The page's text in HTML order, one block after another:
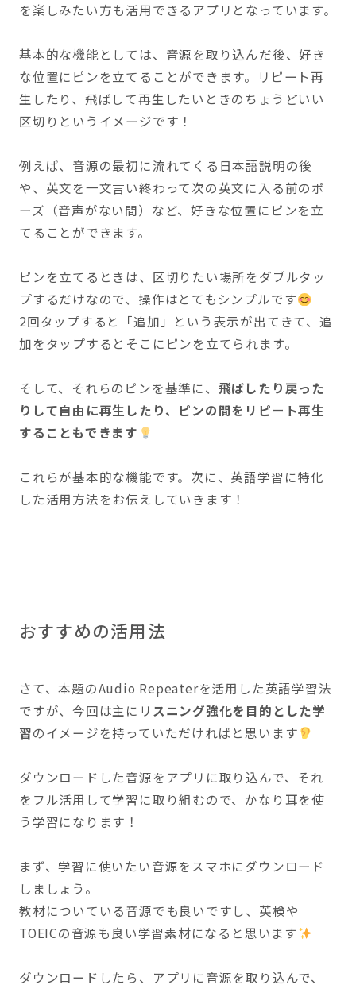
を楽しみたい方も活用できるアプリとなっています。
基本的な機能としては、音源を取り込んだ後、好き
な位置にピンを立てることができます。リピート再
生したり、飛ばして再生したいときのちょうどいい
区切りというイメージです！
例えば、音源の最初に流れてくる日本語説明の後
や、英文を一文言い終わって次の英文に入る前のポ
ーズ（音声がない間）など、好きな位置にピンを立
てることができます。
ピンを立てるときは、区切りたい場所をダブルタッ
プするだけなので、操作はとてもシンプルです
2回タップすると「追加」という表示が出てきて、追
加をタップするとそこにピンを立てられます。
そして、それらのピンを基準に、 飛ばしたり戻った
りして自由に再生したり、ピンの間をリピート再生
することもできます
これらが基本的な機能です。次に、英語学習に特化
した活用方法をお伝えしていきます！
おすすめの活用法
さて、本題のAudio Repeaterを活用した英語学習法
ですが、今回は主にリ スニング強化を目的とした学
習のイメージを持っていただければと思います
ダウンロードした音源をアプリに取り込んで、それ
をフル活用して学習に取り組むので、かなり耳を使
う学習になります！
まず、学習に使いたい音源をスマホにダウンロード
しましょう。
教材についている音源でも良いですし、英検や
TOEICの音源も良い学習素材になると思います
ダウンロードしたら、アプリに音源を取り込んで、